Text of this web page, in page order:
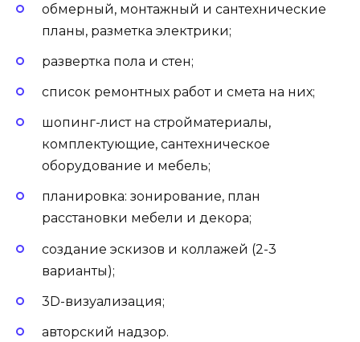
обмерный, монтажный и сантехнические
планы, разметка электрики;
развертка пола и стен;
список ремонтных работ и смета на них;
шопинг-лист на стройматериалы,
комплектующие, сантехническое
оборудование и мебель;
планировка: зонирование, план
расстановки мебели и декора;
создание эскизов и коллажей (2-3
варианты);
3D-визуализация;
авторский надзор.